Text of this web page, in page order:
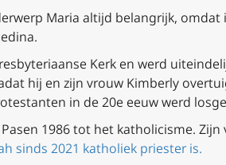
Maria altijd belangrijk,
Kerk en werd
hij en zijn vrouw Kimberly
in de 20e eeuw werd
1986 tot het katholicisme.
sinds 2021 katholiek priester is.